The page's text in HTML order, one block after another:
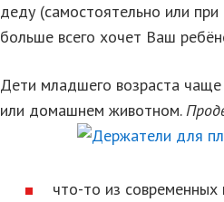
деду (самостоятельно или
больше всего хочет Ваш
Дети младшего возраста чаще
или домашнем животном.
что-то из современных